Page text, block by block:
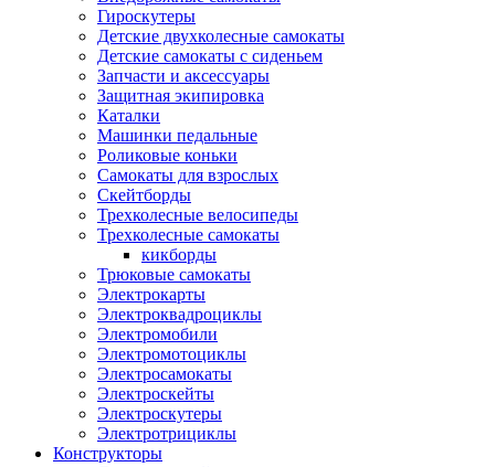
Гироскутеры
Детские двухколесные самокаты
Детские самокаты с сиденьем
Запчасти и аксессуары
Защитная экипировка
Каталки
Машинки педальные
Роликовые коньки
Самокаты для взрослых
Скейтборды
Трехколесные велосипеды
Трехколесные самокаты
кикборды
Трюковые самокаты
Электрокарты
Электроквадроциклы
Электромобили
Электромотоциклы
Электросамокаты
Электроскейты
Электроскутеры
Электротрициклы
Конструкторы